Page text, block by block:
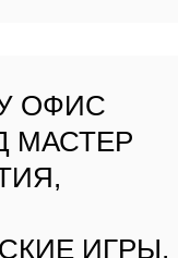
ОФИС
МАСТЕР
ИГРЫ,